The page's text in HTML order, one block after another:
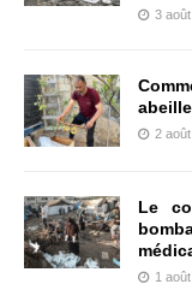
3
2
Le
1